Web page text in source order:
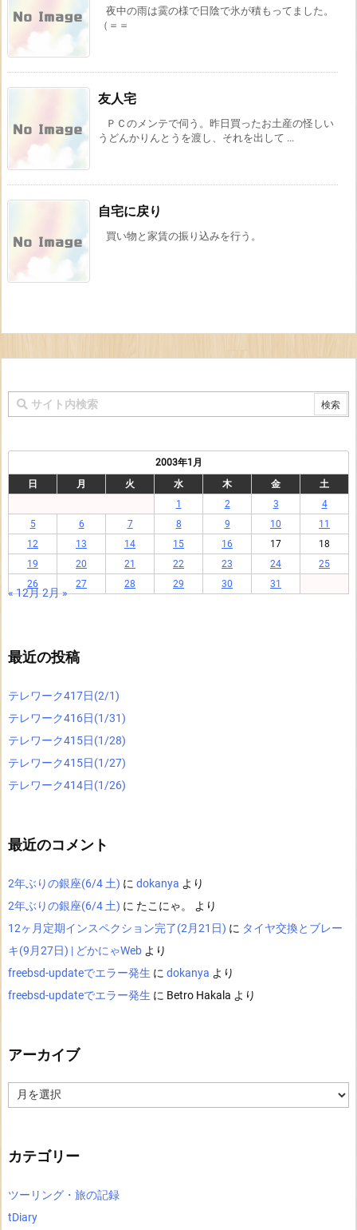
夜中の雨は霙の様で日陰で氷が積もってました。
（＝＝
友人宅
ＰＣのメンテで伺う。昨日買ったお土産の怪しい
うどんかりんとうを渡し、それを出して ...
自宅に戻り
買い物と家賃の振り込みを行う。
2003年1月
日
月 火 水 木 金
土
1
2 3
4
5
6 7 8 9 10
11
12
13 14 15 16 17
18
19
20 21 22 23 24
25
26
27 28 29 30 31
« 12月2月 »
最近の投稿
テレワーク417日(2/1)
テレワーク416日(1/31)
テレワーク415日(1/28)
テレワーク415日(1/27)
テレワーク414日(1/26)
最近のコメント
2年ぶりの銀座(6/4 土) に dokanya より
2年ぶりの銀座(6/4 土) に たこにゃ。
より
12ヶ月定期インスペクション完了(2月21日) に タイヤ交換とブレー
キ(9月27日) | どかにゃWeb より
freebsd-updateでエラー発生 に dokanya より
freebsd-updateでエラー発生 に Betro Hakala より
アーカイブ
ー
カテゴリー
ツーリング・旅の記録
tDiary